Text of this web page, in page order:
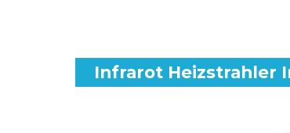
Infrarot Heizstrahler